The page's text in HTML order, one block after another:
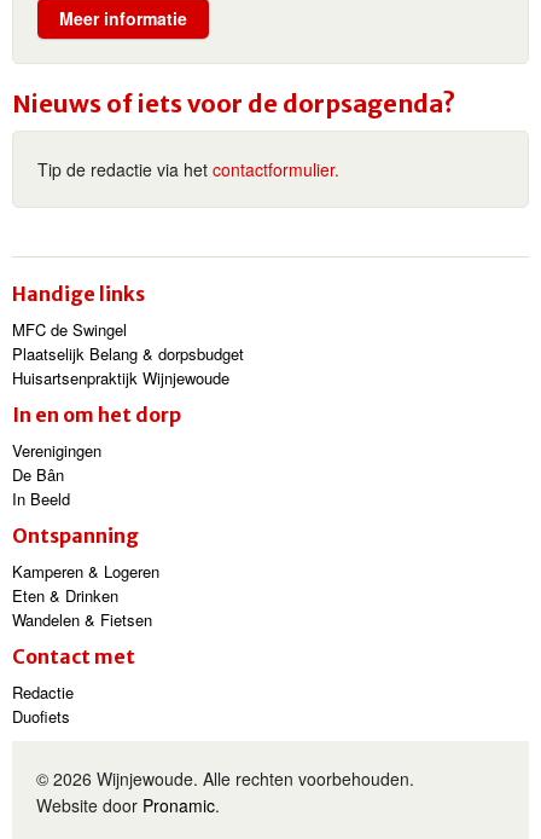
Meer informatie
Nieuws of iets voor de dorpsagenda?
Tip de redactie via het contactformulier.
Handige links
MFC de Swingel
Plaatselijk Belang & dorpsbudget
Huisartsenpraktijk Wijnjewoude
In en om het dorp
Verenigingen
De Bân
In Beeld
Ontspanning
Kamperen & Logeren
Eten & Drinken
Wandelen & Fietsen
Contact met
Redactie
Duofiets
© 2026 Wijnjewoude. Alle rechten voorbehouden.
Website door Pronamic.